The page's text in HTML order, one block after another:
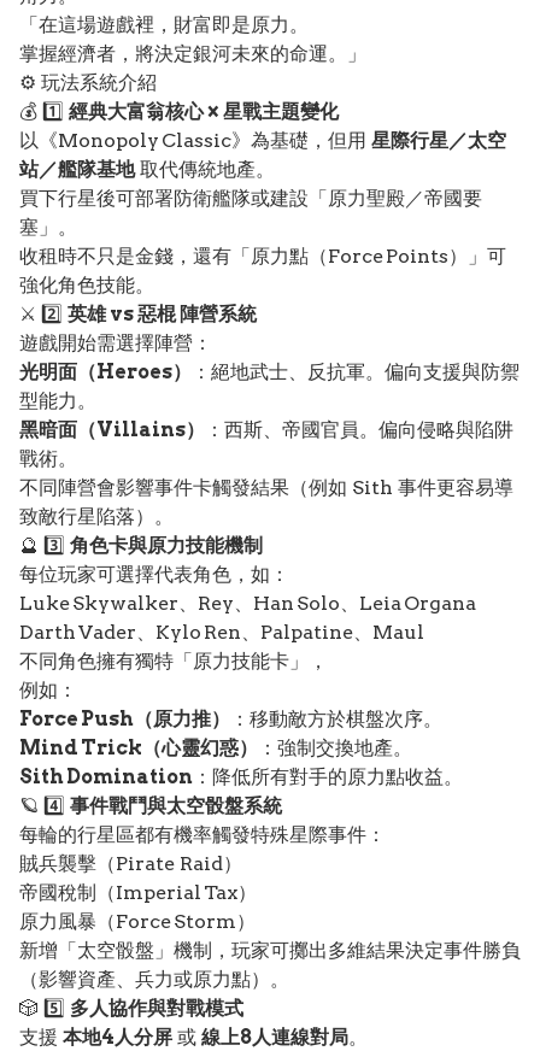
「在這場遊戲裡，財富即是原力。
掌握經濟者，將決定銀河未來的命運。」
⚙️ 玩法系統介紹
💰 1️⃣ 經典大富翁核心 × 星戰主題變化
以《Monopoly Classic》為基礎，但用 星際行星／太空
站／艦隊基地取代傳統地產。
買下行星後可部署防衛艦隊或建設「原力聖殿／帝國要
塞」。
收租時不只是金錢，還有「原力點（Force Points）」可
強化角色技能。
⚔️ 2️⃣ 英雄 vs 惡棍 陣營系統
遊戲開始需選擇陣營：
光明面（Heroes）
：絕地武士、反抗軍。偏向支援與防禦
型能力。
黑暗面（Villains）
：西斯、帝國官員。偏向侵略與陷阱
戰術。
不同陣營會影響事件卡觸發結果（例如 Sith 事件更容易導
致敵行星陷落）。
🔮 3️⃣ 角色卡與原力技能機制
每位玩家可選擇代表角色，如：
Luke Skywalker、Rey、Han Solo、Leia Organa
Darth Vader、Kylo Ren、Palpatine、Maul
不同角色擁有獨特「原力技能卡」，
例如：
Force Push（原力推）
：移動敵方於棋盤次序。
Mind Trick（心靈幻惑）
：強制交換地產。
Sith Domination ：降低所有對手的原力點收益。
🪐 4️⃣ 事件戰鬥與太空骰盤系統
每輪的行星區都有機率觸發特殊星際事件：
賊兵襲擊（Pirate Raid）
帝國稅制（Imperial Tax）
原力風暴（Force Storm）
新增「太空骰盤」機制，玩家可擲出多維結果決定事件勝負
（影響資產、兵力或原力點）。
🎲 5️⃣ 多人協作與對戰模式
支援 本地4人分屏 或 線上8人連線對局。